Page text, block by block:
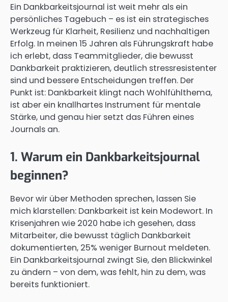
Ein Dankbarkeitsjournal ist weit mehr als ein
persönliches Tagebuch – es ist ein strategisches
Werkzeug für Klarheit, Resilienz und nachhaltigen
Erfolg. In meinen 15 Jahren als Führungskraft habe
ich erlebt, dass Teammitglieder, die bewusst
Dankbarkeit praktizieren, deutlich stressresistenter
sind und bessere Entscheidungen treffen. Der
Punkt ist: Dankbarkeit klingt nach Wohlfühlthema,
ist aber ein knallhartes Instrument für mentale
Stärke, und genau hier setzt das Führen eines
Journals an.
1. Warum ein Dankbarkeitsjournal
beginnen?
Bevor wir über Methoden sprechen, lassen Sie
mich klarstellen: Dankbarkeit ist kein Modewort. In
Krisenjahren wie 2020 habe ich gesehen, dass
Mitarbeiter, die bewusst täglich Dankbarkeit
dokumentierten, 25% weniger Burnout meldeten.
Ein Dankbarkeitsjournal zwingt Sie, den Blickwinkel
zu ändern – von dem, was fehlt, hin zu dem, was
bereits funktioniert.